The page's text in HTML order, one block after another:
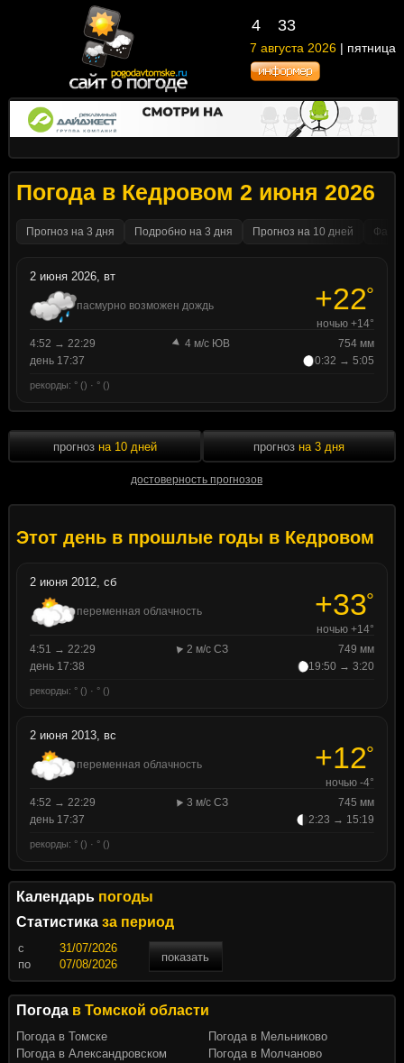
4 33
7 августа 2026 | пятница
Погода в Кедровом 2 июня 2026
Прогноз на 3 дня Подробно на 3 дня Прогноз на 10 дней
2 июня 2026, вт
пасмурно возможен дождь +22°
ночью +14°
4:52 → 22:29
4 м/с ЮВ
754 мм
день 17:37
0:32 → 5:05
рекорды: ° () · ° ()
прогноз на 10 дней
достоверность прогнозов
прогноз на 3 дня
Этот день в прошлые годы в Кедровом
2 июня 2012, сб
переменная облачность +33°
ночью +14°
4:51 → 22:29
2 м/с СЗ
749 мм
день 17:38
19:50 → 3:20
рекорды: ° () · ° ()
2 июня 2013, вс
переменная облачность +12°
ночью -4°
4:52 → 22:29
3 м/с СЗ
745 мм
день 17:37
2:23 → 15:19
рекорды: ° () · ° ()
Календарь погоды
Статистика за период
c
показать
по
Погода в Томской области
Погода в Томске
Погода в Александровском
Погода в Мельниково
Погода в Молчаново